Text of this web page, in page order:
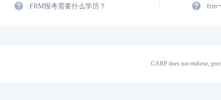
FRM报考需要什么学历？ frm
GARP does not endorse,